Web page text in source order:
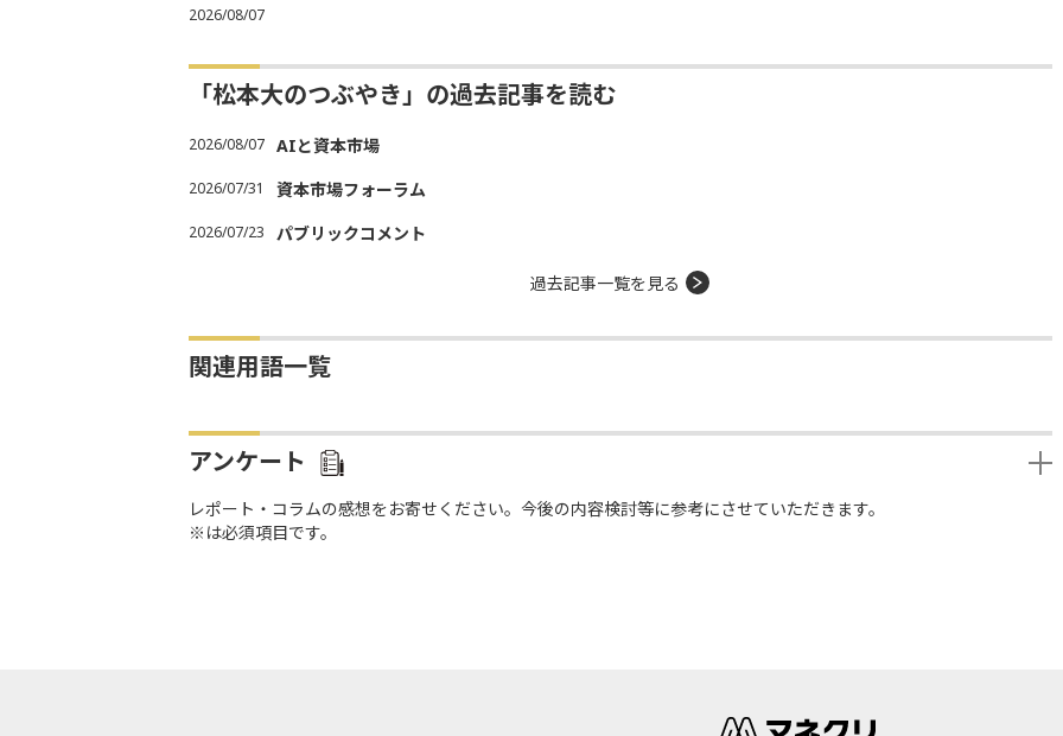
2026/08/07
「松本大のつぶやき」の過去記事を読む
2026/08/07 AIと資本市場
2026/07/31 資本市場フォーラム
2026/07/23 パブリックコメント
過去記事一覧を見る
関連用語一覧
アンケート
レポート・コラムの感想をお寄せください。今後の内容検討等に参考にさせていただきます。
※は必須項目です。